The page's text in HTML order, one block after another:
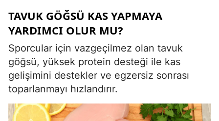
TAVUK GÖĞSÜ KAS YAPMAYA
YARDIMCI OLUR MU?
Sporcular için vazgeçilmez olan tavuk
göğsü, yüksek protein desteği ile kas
gelişimini destekler ve egzersiz sonrası
toparlanmayı hızlandırır.